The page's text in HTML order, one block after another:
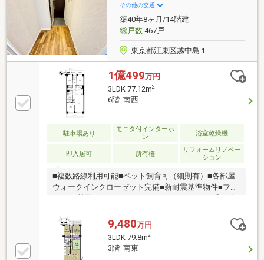
その他の交通
築40年8ヶ月/14階建
総戸数467戸
東京都江東区越中島１
1億499万円
3LDK 77.12m2
6階 南西
駐車場あり
モニタ付インターホ
ン
浴室乾燥機
即入居可 所有権
リフォームリノベー
ション
■複数路線利用可能■ペット飼育可（細則有）■各部屋
ウォークインクローゼット完備■新耐震基準物件■フラ
０円から購入可能◎FPによるライフプランのシミュレ
ーション診断◎その他希望に合う物件（未公開含む）
のご提案弊社は不動産総合企業です。お客さまに寄り
添ったサービスを心がけています。それぞれのご家族
にあう価値をご提案をいたします。まずはお気軽に現
9,480万円
3LDK 79.8m2
3階 南東